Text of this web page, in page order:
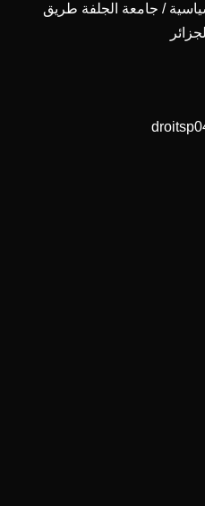
/ جامعة الجلفة طريق